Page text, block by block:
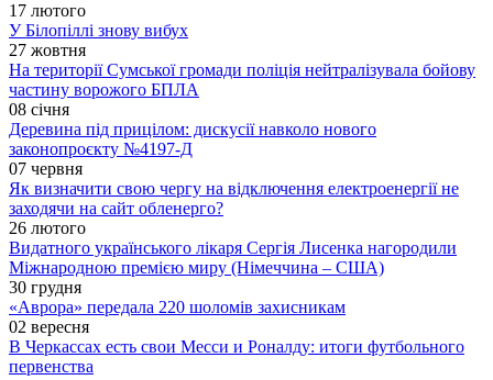
17 лютого
У Білопіллі знову вибух
27 жовтня
На території Сумської громади поліція нейтралізувала бойову
частину ворожого БПЛА
08 січня
Деревина під прицілом: дискусії навколо нового
законопроєкту №4197-Д
07 червня
Як визначити свою чергу на відключення електроенергії не
заходячи на сайт обленерго?
26 лютого
Видатного українського лікаря Сергія Лисенка нагородили
Міжнародною премією миру (Німеччина – США)
30 грудня
«Аврора» передала 220 шоломів захисникам
02 вересня
В Черкассах есть свои Месси и Роналду: итоги футбольного
первенства